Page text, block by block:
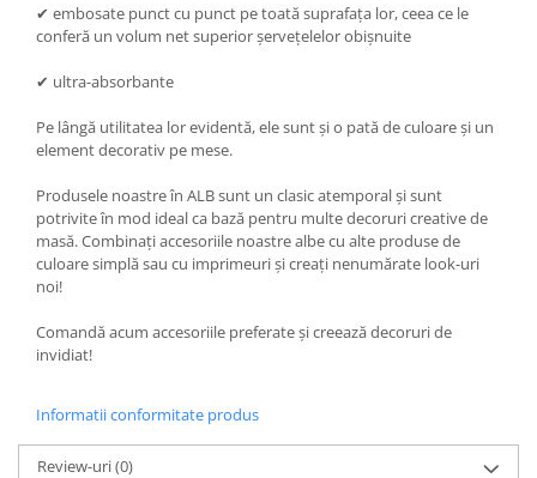
✔ embosate punct cu punct pe toată suprafața lor, ceea ce le
conferă un volum net superior șervețelelor obișnuite
✔ ultra-absorbante
Pe lângă utilitatea lor evidentă, ele sunt și o pată de culoare și un
element decorativ pe mese.
Produsele noastre în ALB sunt un clasic atemporal și sunt
potrivite în mod ideal ca bază pentru multe decoruri creative de
masă. Combinați accesoriile noastre albe cu alte produse de
culoare simplă sau cu imprimeuri și creați nenumărate look-uri
noi!
Comandă acum accesoriile preferate și creează decoruri de
invidiat!
Informatii conformitate produs
Review-uri(0)